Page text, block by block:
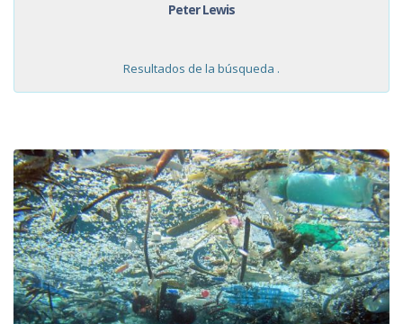
Peter Lewis
Resultados de la búsqueda .